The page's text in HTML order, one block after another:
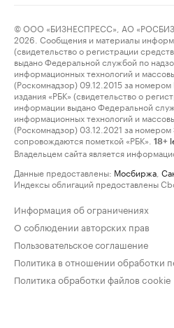
© ООО «БИЗНЕСПРЕСС», АО
2026. Сообщения и материалы
(свидетельство о регистрации
выдано Федеральной службой по
информационных технологий и
(Роскомнадзор) 09.12.2015 за
издания «РБК» (свидетельство о
информации выдано Федеральной
информационных технологий и
(Роскомнадзор) 03.12.2021 за
сопровождаются пометкой «РБК».
18+
Владельцем сайта является
Данные предоставлены: Мосбиржа
Индексы облигаций предоставлены
Информация об ограничениях
О соблюдении авторских прав
Пользовательское соглашение
Политика в отношении обработки
Политика обработки файлов cookie